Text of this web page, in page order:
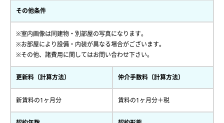
その他条件
※室内画像は同建物・別部屋の写真になります。
※お部屋により設備・内装が異なる場合がございます。
※その他、諸費用に関してはお問い合わせ下さい。
更新料（計算方法）
新賃料の1ヶ月分
仲介手数料（計算方法）
賃料の1ヶ月分＋税